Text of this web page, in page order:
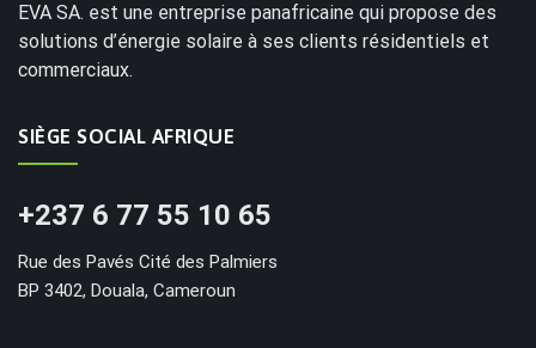
EVA SA. est une entreprise panafricaine qui propose des
solutions d’énergie solaire à ses clients résidentiels et
commerciaux.
SIÈGE SOCIAL AFRIQUE
+237 6 77 55 10 65
Rue des Pavés Cité des Palmiers
BP 3402, Douala, Cameroun